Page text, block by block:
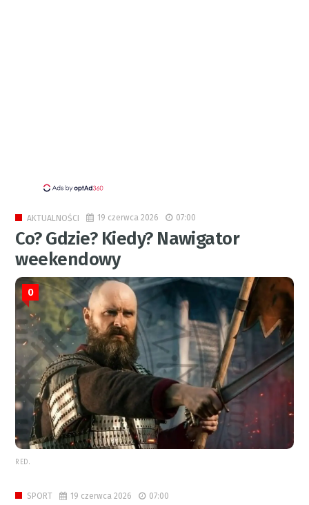
AKTUALNOŚCI 19 czerwca 2026 07:00
Co? Gdzie? Kiedy? Nawigator
weekendowy
0
RED.
SPORT 19 czerwca 2026 07:00